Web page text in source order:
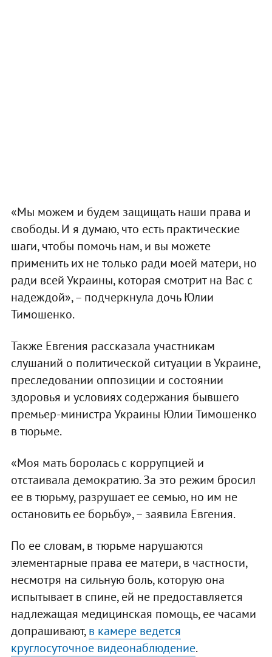
«Мы можем и будем защищать наши права и
свободы. И я думаю, что есть практические
шаги, чтобы помочь нам, и вы можете
применить их не только ради моей матери, но
ради всей Украины, которая смотрит на Вас с
надеждой», – подчеркнула дочь Юлии
Тимошенко.
Также Евгения рассказала участникам
слушаний о политической ситуации в Украине,
преследовании оппозиции и состоянии
здоровья и условиях содержания бывшего
премьер-министра Украины Юлии Тимошенко
в тюрьме.
«Моя мать боролась с коррупцией и
отстаивала демократию. За это режим бросил
ее в тюрьму, разрушает ее семью, но им не
остановить ее борьбу», – заявила Евгения.
По ее словам, в тюрьме нарушаются
элементарные права ее матери, в частности,
несмотря на сильную боль, которую она
испытывает в спине, ей не предоставляется
надлежащая медицинская помощь, ее часами
допрашивают,в камере ведется
круглосуточное видеонаблюдение.